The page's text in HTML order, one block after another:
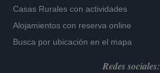
Casas Rurales con actividades
Alojamientos con reserva online
Busca por ubicación en el mapa
Redes sociales: